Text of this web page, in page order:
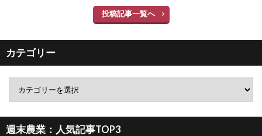
投稿記事一覧へ
カテゴリー
週末農業：人気記事TOP3